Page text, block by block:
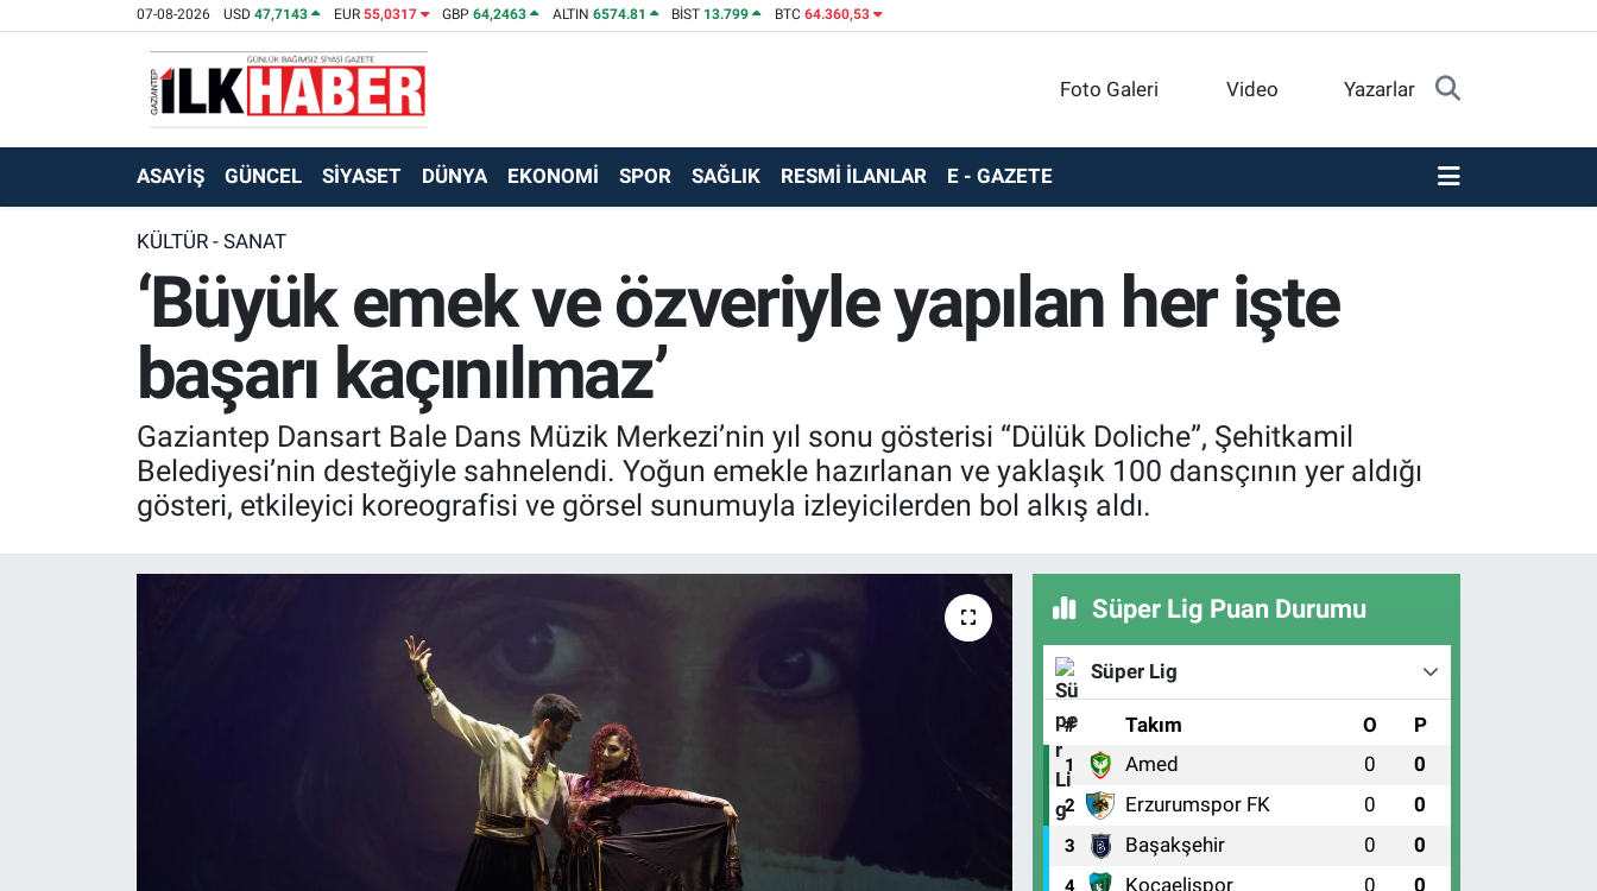
07-08-2026 USD47,7143 EUR 55,0317 GBP64,2463 ALTIN 6574.81 BİST 13.799 BTC 64.360,53
Foto Galeri Video Yazarlar
ASAYİŞ GÜNCEL SİYASET DÜNYA EKONOMİ SPOR SAĞLIK RESMİ İLANLAR E - GAZETE
KÜLTÜR - SANAT
‘Büyük emek ve özveriyle yapılan her işte
başarı kaçınılmaz’
Gaziantep Dansart Bale Dans Müzik Merkezi’nin yıl sonu gösterisi “Dülük Doliche”, Şehitkamil
Belediyesi’nin desteğiyle sahnelendi. Yoğun emekle hazırlanan ve yaklaşık 100 dansçının yer aldığı
gösteri, etkileyici koreografisi ve görsel sunumuyla izleyicilerden bol alkış aldı.
Süper Lig Puan Durumu
Süper Lig
# Takım O P
1 Amed 0 0
2 Erzurumspor FK 0 0
3 Başakşehir 0 0
4 Kocaelispor 0 0
EKONOMİ
SİYASET
SAĞLIK
TEKNOLOJİ
KÜLTÜR - SANAT
Beyoğlu Hava Durumu
Beyoğlu Trafik Yoğunluk Haritası
Süper Lig Puan Durumu ve Fikstür
Tüm Manşetler
Son Dakika Haberleri
Haber Arşivi